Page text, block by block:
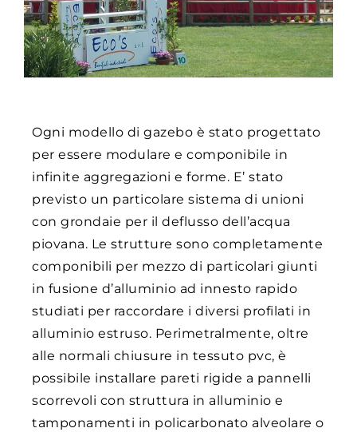
Ogni modello di gazebo è stato progettato
per essere modulare e componibile in
infinite aggregazioni e forme. E’ stato
previsto un particolare sistema di unioni
con grondaie per il deflusso dell’acqua
piovana. Le strutture sono completamente
componibili per mezzo di particolari giunti
in fusione d’alluminio ad innesto rapido
studiati per raccordare i diversi profilati in
alluminio estruso. Perimetralmente, oltre
alle normali chiusure in tessuto pvc, è
possibile installare pareti rigide a pannelli
scorrevoli con struttura in alluminio e
tamponamenti in policarbonato alveolare o